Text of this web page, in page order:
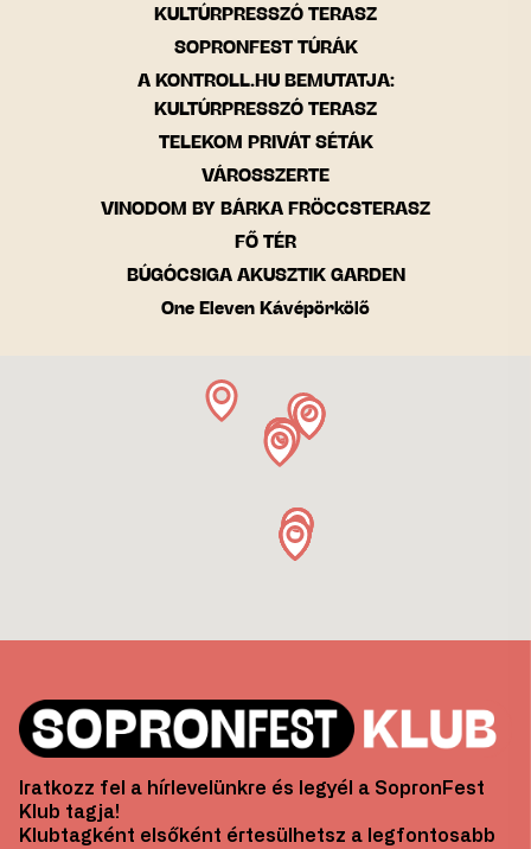
KULTÚRPRESSZÓ TERASZ
SOPRONFEST TÚRÁK
A KONTROLL.HU BEMUTATJA:
KULTÚRPRESSZÓ TERASZ
TELEKOM PRIVÁT SÉTÁK
VÁROSSZERTE
VINODOM BY BÁRKA FRÖCCSTERASZ
FŐ TÉR
BÚGÓCSIGA AKUSZTIK GARDEN
One Eleven Kávépörkölő
Iratkozz fel a hírlevelünkre és legyél a SopronFest
Klub tagja!
Klubtagként elsőként értesülhetsz a legfontosabb